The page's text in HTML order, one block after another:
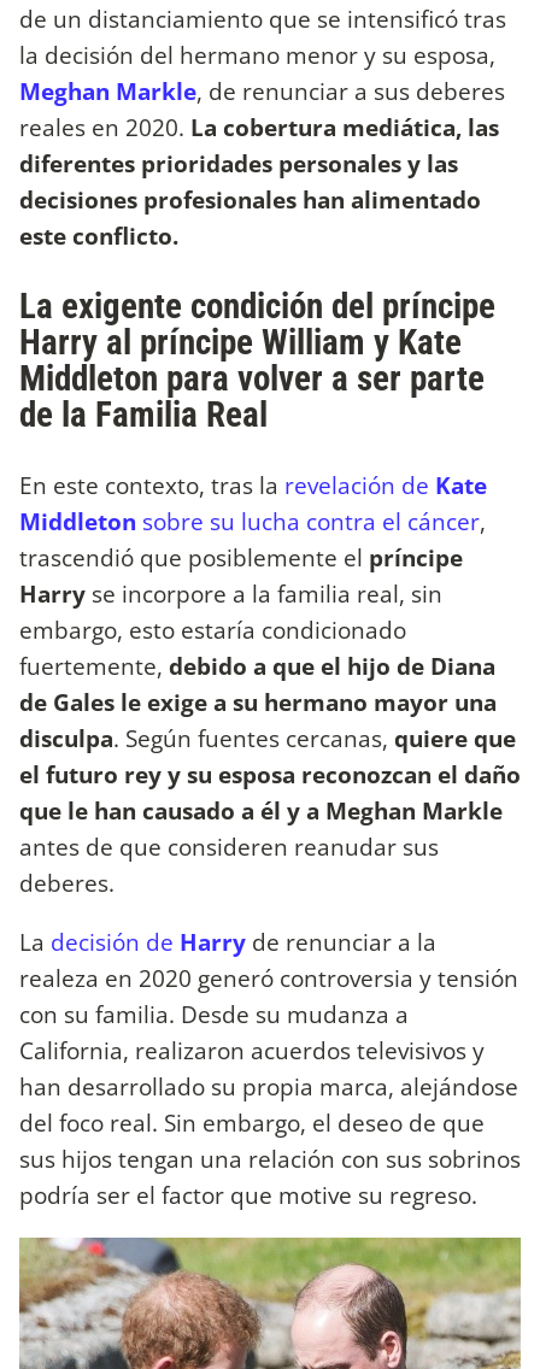
de un distanciamiento que se intensificó tras
la decisión del hermano menor y su esposa,
Meghan Markle, de renunciar a sus deberes
reales en 2020. La cobertura mediática, las
diferentes prioridades personales y las
decisiones profesionales han alimentado
este conflicto.
La exigente condición del príncipe
Harry al príncipe William y Kate
Middleton para volver a ser parte
de la Familia Real
En este contexto, tras la revelación de Kate
Middleton sobre su lucha contra el cáncer,
trascendió que posiblemente el príncipe
Harry se incorpore a la familia real, sin
embargo, esto estaría condicionado
fuertemente, debido a que el hijo de Diana
de Gales le exige a su hermano mayor una
disculpa. Según fuentes cercanas, quiere que
el futuro rey y su esposa reconozcan el daño
que le han causado a él y a Meghan Markle
antes de que consideren reanudar sus
deberes.
La decisión de Harry de renunciar a la
realeza en 2020 generó controversia y tensión
con su familia. Desde su mudanza a
California, realizaron acuerdos televisivos y
han desarrollado su propia marca, alejándose
del foco real. Sin embargo, el deseo de que
sus hijos tengan una relación con sus sobrinos
podría ser el factor que motive su regreso.